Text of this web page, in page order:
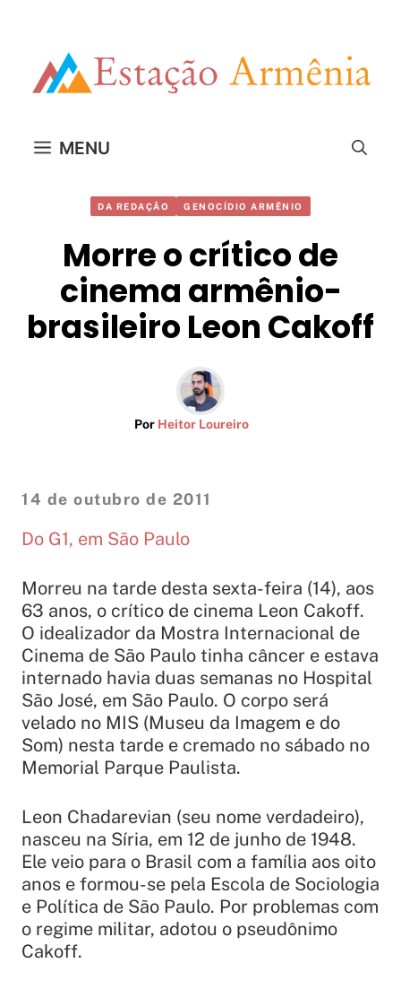
MENU
DA REDAÇÃO GENOCÍDIO ARMÊNIO
Morre o crítico de
cinema armênio-
brasileiro Leon Cakoff
Por Heitor Loureiro
14 de outubro de 2011
Do G1, em São Paulo
Morreu na tarde desta sexta-feira (14), aos
63 anos, o crítico de cinema Leon Cakoff.
O idealizador da Mostra Internacional de
Cinema de São Paulo tinha câncer e estava
internado havia duas semanas no Hospital
São José, em São Paulo. O corpo será
velado no MIS (Museu da Imagem e do
Som) nesta tarde e cremado no sábado no
Memorial Parque Paulista.
Leon Chadarevian (seu nome verdadeiro),
nasceu na Síria, em 12 de junho de 1948.
Ele veio para o Brasil com a família aos oito
anos e formou-se pela Escola de Sociologia
e Política de São Paulo. Por problemas com
o regime militar, adotou o pseudônimo
Cakoff.